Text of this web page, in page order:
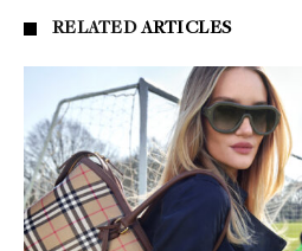
RELATEDARTICLES